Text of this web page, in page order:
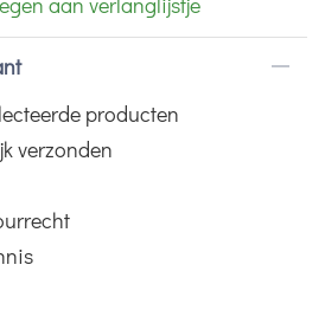
producten
verzonden